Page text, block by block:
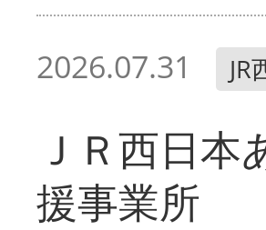
2026.07.31
ＪＲ西日
援事業所